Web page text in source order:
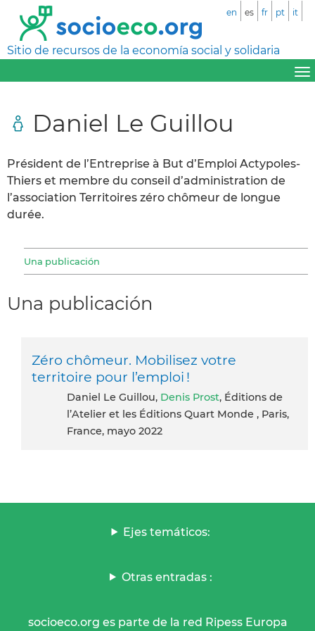
Sitio de recursos de la economía social y solidaria
en es fr pt it
Daniel Le Guillou
Président de l’Entreprise à But d’Emploi Actypoles-
Thiers et membre du conseil d’administration de
l’association Territoires zéro chômeur de longue
durée.
Una publicación
Una publicación
Zéro chômeur. Mobilisez votre
territoire pour l’emploi !
Daniel Le Guillou, Denis Prost, Éditions de
l’Atelier et les Éditions Quart Monde , Paris,
France, mayo 2022
Ejes temáticos:
Otras entradas :
socioeco.org es parte de la red Ripess Europa